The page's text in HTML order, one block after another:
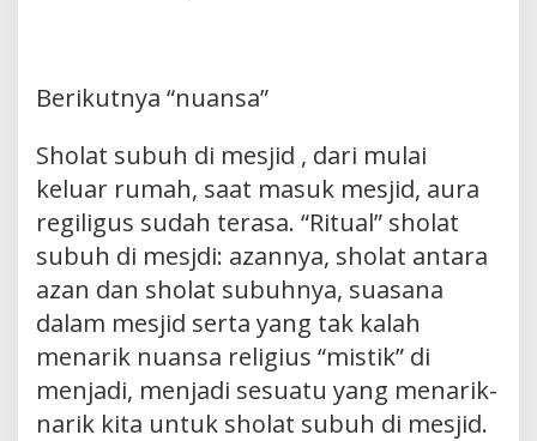
Berikutnya “nuansa”
Sholat subuh di mesjid , dari mulai
keluar rumah, saat masuk mesjid, aura
regiligus sudah terasa. “Ritual” sholat
subuh di mesjdi: azannya, sholat antara
azan dan sholat subuhnya, suasana
dalam mesjid serta yang tak kalah
menarik nuansa religius “mistik” di
menjadi, menjadi sesuatu yang menarik-
narik kita untuk sholat subuh di mesjid.